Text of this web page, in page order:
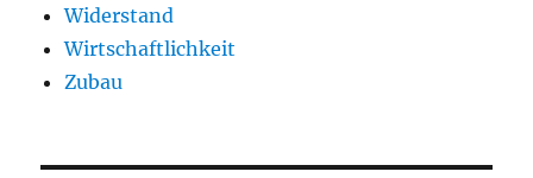
Widerstand
Wirtschaftlichkeit
Zubau